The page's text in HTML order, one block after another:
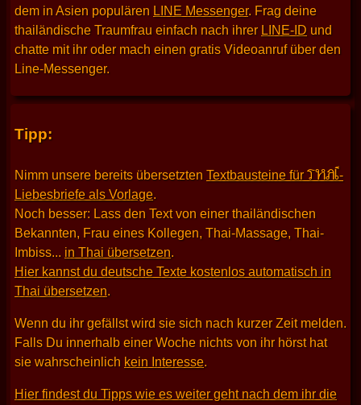
dem in Asien populären LINE Messenger. Frag deine
thailändische Traumfrau einfach nach ihrer LINE-ID und
chatte mit ihr oder mach einen gratis Videoanruf über den
Line-Messenger.
Tipp:
Nimm unsere bereits übersetzten Textbausteine für THAI-
Liebesbriefe als Vorlage.
Noch besser: Lass den Text von einer thailändischen
Bekannten, Frau eines Kollegen, Thai-Massage, Thai-
Imbiss... in Thai übersetzen.
Hier kannst du deutsche Texte kostenlos automatisch in
Thai übersetzen.
Wenn du ihr gefällst wird sie sich nach kurzer Zeit melden.
Falls Du innerhalb einer Woche nichts von ihr hörst hat
sie wahrscheinlich kein Interesse.
Hier findest du Tipps wie es weiter geht nach dem ihr die